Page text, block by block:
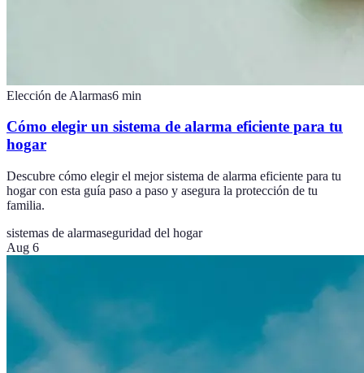
Elección de Alarmas6 min
Cómo elegir un sistema de alarma eficiente para tu
hogar
Descubre cómo elegir el mejor sistema de alarma eficiente para tu
hogar con esta guía paso a paso y asegura la protección de tu
familia.
sistemas de alarmaseguridad del hogar
Aug 6